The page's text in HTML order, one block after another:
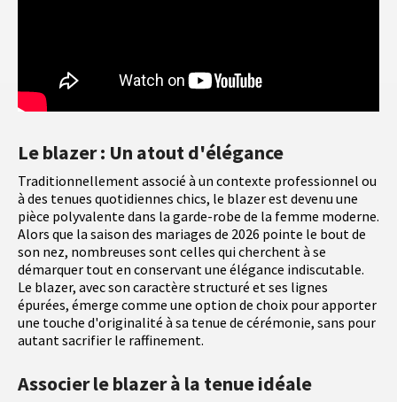
Le blazer : Un atout d'élégance
Traditionnellement associé à un contexte professionnel ou
à des tenues quotidiennes chics, le blazer est devenu une
pièce polyvalente dans la garde-robe de la femme moderne.
Alors que la saison des mariages de 2026 pointe le bout de
son nez, nombreuses sont celles qui cherchent à se
démarquer tout en conservant une élégance indiscutable.
Le blazer, avec son caractère structuré et ses lignes
épurées, émerge comme une option de choix pour apporter
une touche d'originalité à sa tenue de cérémonie, sans pour
autant sacrifier le raffinement.
Associer le blazer à la tenue idéale